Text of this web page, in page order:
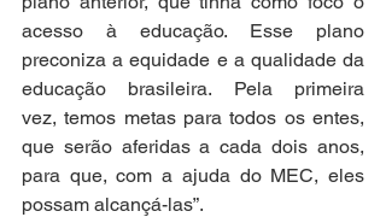
acesso à educação. Esse plano
preconiza a equidade e a qualidade da
educação brasileira. Pela primeira
vez, temos metas para todos os entes,
que serão aferidas a cada dois anos,
para que, com a ajuda do MEC, eles
possam alcançá-las”.